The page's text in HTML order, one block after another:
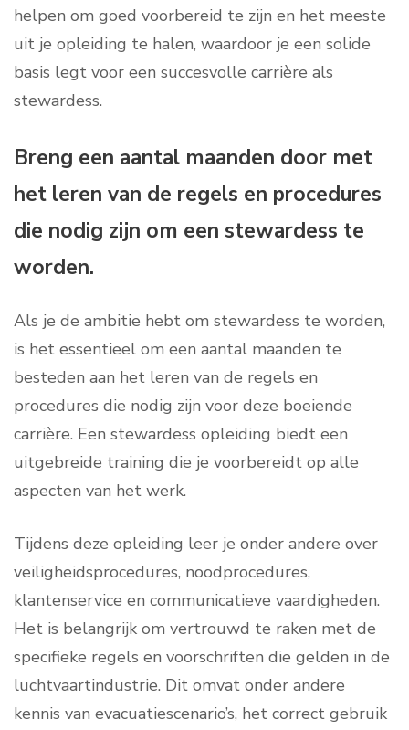
helpen om goed voorbereid te zijn en het meeste
uit je opleiding te halen, waardoor je een solide
basis legt voor een succesvolle carrière als
stewardess.
Breng een aantal maanden door met
het leren van de regels en procedures
die nodig zijn om een stewardess te
worden.
Als je de ambitie hebt om stewardess te worden,
is het essentieel om een aantal maanden te
besteden aan het leren van de regels en
procedures die nodig zijn voor deze boeiende
carrière. Een stewardess opleiding biedt een
uitgebreide training die je voorbereidt op alle
aspecten van het werk.
Tijdens deze opleiding leer je onder andere over
veiligheidsprocedures, noodprocedures,
klantenservice en communicatieve vaardigheden.
Het is belangrijk om vertrouwd te raken met de
specifieke regels en voorschriften die gelden in de
luchtvaartindustrie. Dit omvat onder andere
kennis van evacuatiescenario’s, het correct gebruik